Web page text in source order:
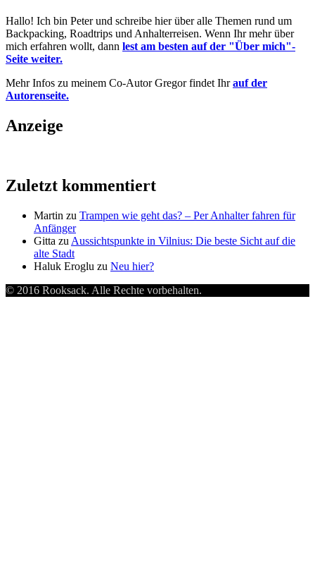
Hallo! Ich bin Peter und schreibe hier über alle Themen rund um
Backpacking, Roadtrips und Anhalterreisen. Wenn Ihr mehr über
mich erfahren wollt, dann lest am besten auf der "Über mich"-
Seite weiter.
Mehr Infos zu meinem Co-Autor Gregor findet Ihrauf der
Autorenseite.
Anzeige
Zuletzt kommentiert
Martin zu Trampen wie geht das? – Per Anhalter fahren für
Anfänger
Gitta zu Aussichtspunkte in Vilnius: Die beste Sicht auf die
alte Stadt
Haluk Eroglu zu Neu hier?
© 2016 Rooksack. Alle Rechte vorbehalten.